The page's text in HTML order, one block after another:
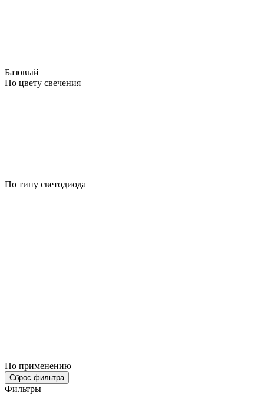
Базовый
По цвету свечения
По типу светодиода
По применению
Сброс фильтра
Фильтры